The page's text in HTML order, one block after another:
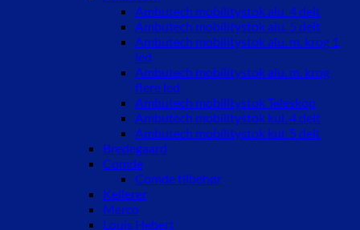
Ambutech mobilitystok alu. 4 delt
Ambutech mobilitystok alu. 5 delt
Ambutech mobilitystok alu. m. krog 1
led
Ambutech mobilitystok alu. m. krog
flere led
Ambutech mobilitystok Teleskop
Ambutech mobilitystok kul. 4 delt
Ambutech mobilitystok kul. 5 delt
Bredegaard
Comde
Comde tilbehør
Kellerer
Merco
Louis Hebert